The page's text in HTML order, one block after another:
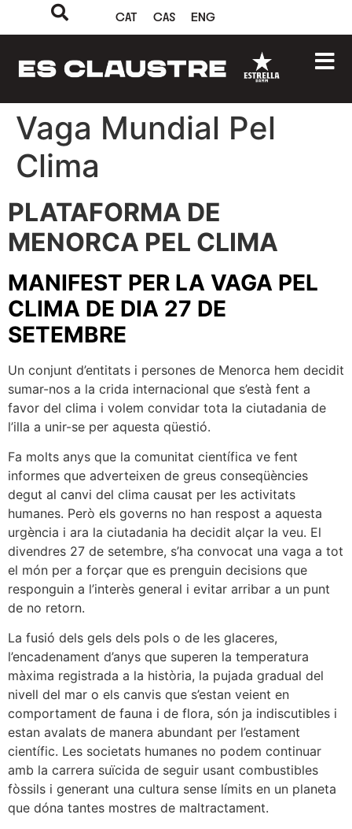
CAT CAS ENG
Vaga Mundial Pel
Clima
PLATAFORMA DE
MENORCA PEL CLIMA
MANIFEST PER LA VAGA PEL
CLIMA DE DIA 27 DE
SETEMBRE
Un conjunt d’entitats i persones de Menorca hem decidit
sumar-nos a la crida internacional que s’està fent a
favor del clima i volem convidar tota la ciutadania de
l’illa a unir-se per aquesta qüestió.
Fa molts anys que la comunitat científica ve fent
informes que adverteixen de greus conseqüències
degut al canvi del clima causat per les activitats
humanes. Però els governs no han respost a aquesta
urgència i ara la ciutadania ha decidit alçar la veu. El
divendres 27 de setembre, s’ha convocat una vaga a tot
el món per a forçar que es prenguin decisions que
responguin a l’interès general i evitar arribar a un punt
de no retorn.
La fusió dels gels dels pols o de les glaceres,
l’encadenament d’anys que superen la temperatura
màxima registrada a la història, la pujada gradual del
nivell del mar o els canvis que s’estan veient en
comportament de fauna i de flora, són ja indiscutibles i
estan avalats de manera abundant per l’estament
científic. Les societats humanes no podem continuar
amb la carrera suïcida de seguir usant combustibles
fòssils i generant una cultura sense límits en un planeta
que dóna tantes mostres de maltractament.